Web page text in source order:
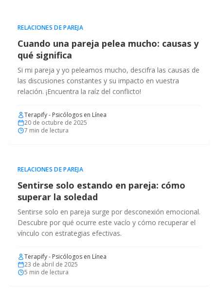
RELACIONES DE PAREJA
Cuando una pareja pelea mucho: causas y
qué significa
Si mi pareja y yo peleamos mucho, descifra las causas de
las discusiones constantes y su impacto en vuestra
relación. ¡Encuentra la raíz del conflicto!
Terapify - Psicólogos en Línea
20 de octubre de 2025
7 min de lectura
RELACIONES DE PAREJA
Sentirse solo estando en pareja: cómo
superar la soledad
Sentirse solo en pareja surge por desconexión emocional.
Descubre por qué ocurre este vacío y cómo recuperar el
vínculo con estrategias efectivas.
Terapify - Psicólogos en Línea
23 de abril de 2025
5 min de lectura